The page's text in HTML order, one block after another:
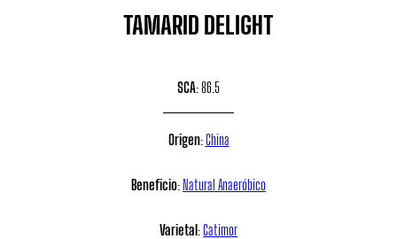
TAMARID DELIGHT
SCA: 86.5
Origen:China
Beneficio:Natural Anaeróbico
Varietal:Catimor